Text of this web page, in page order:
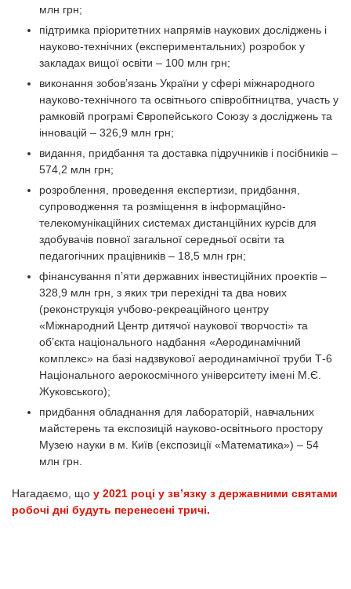
млн грн;
підтримка пріоритетних напрямів наукових досліджень і
науково-технічних (експериментальних) розробок у
закладах вищої освіти – 100 млн грн;
виконання зобов’язань України у сфері міжнародного
науково-технічного та освітнього співробітництва, участь у
рамковій програмі Європейського Союзу з досліджень та
інновацій – 326,9 млн грн;
видання, придбання та доставка підручників і посібників –
574,2 млн грн;
розроблення, проведення експертизи, придбання,
супроводження та розміщення в інформаційно-
телекомунікаційних системах дистанційних курсів для
здобувачів повної загальної середньої освіти та
педагогічних працівників – 18,5 млн грн;
фінансування п’яти державних інвестиційних проектів –
328,9 млн грн, з яких три перехідні та два нових
(реконструкція учбово-рекреаційного центру
«Міжнародний Центр дитячої наукової творчості» та
об’єкта національного надбання «Аеродинамічний
комплекс» на базі надзвукової аеродинамічної труби Т-6
Національного аерокосмічного університету імені М.Є.
Жуковського);
придбання обладнання для лабораторій, навчальних
майстерень та експозицій науково-освітнього простору
Музею науки в м. Київ (експозиції «Математика») – 54
млн грн.
Нагадаємо, що у 2021 році у зв’язку з державними святами
робочі дні будуть перенесені тричі.